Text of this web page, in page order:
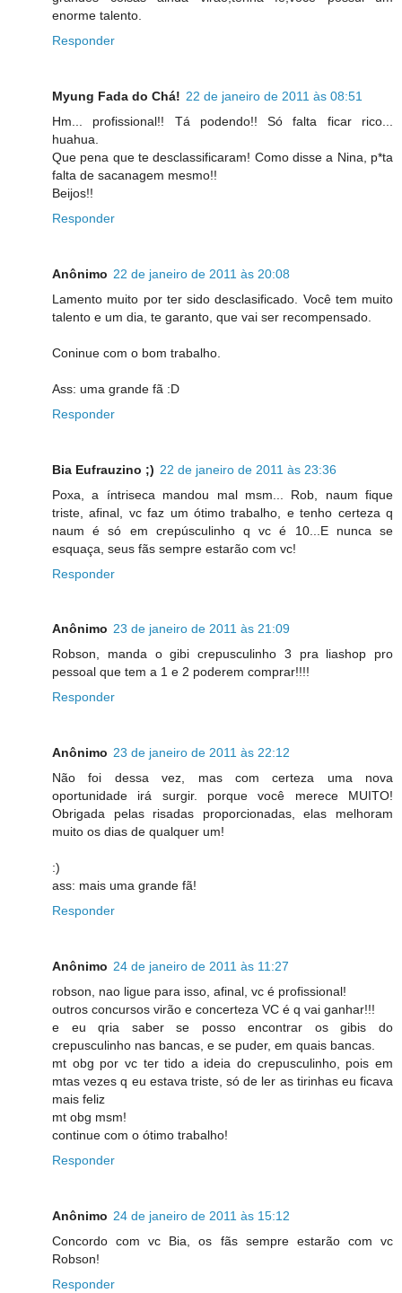
enorme talento.
Responder
Myung Fada do Chá! 22 de janeiro de 2011 às 08:51
Hm... profissional!! Tá podendo!! Só falta ficar rico...
huahua.
Que pena que te desclassificaram! Como disse a Nina, p*ta
falta de sacanagem mesmo!!
Beijos!!
Responder
Anônimo 22 de janeiro de 2011 às 20:08
Lamento muito por ter sido desclasificado. Você tem muito
talento e um dia, te garanto, que vai ser recompensado.
Coninue com o bom trabalho.
Ass: uma grande fã :D
Responder
Bia Eufrauzino ;) 22 de janeiro de 2011 às 23:36
Poxa, a íntriseca mandou mal msm... Rob, naum fique
triste, afinal, vc faz um ótimo trabalho, e tenho certeza q
naum é só em crepúsculinho q vc é 10...E nunca se
esquaça, seus fãs sempre estarão com vc!
Responder
Anônimo 23 de janeiro de 2011 às 21:09
Robson, manda o gibi crepusculinho 3 pra liashop pro
pessoal que tem a 1 e 2 poderem comprar!!!!
Responder
Anônimo 23 de janeiro de 2011 às 22:12
Não foi dessa vez, mas com certeza uma nova
oportunidade irá surgir. porque você merece MUITO!
Obrigada pelas risadas proporcionadas, elas melhoram
muito os dias de qualquer um!
:)
ass: mais uma grande fã!
Responder
Anônimo 24 de janeiro de 2011 às 11:27
robson, nao ligue para isso, afinal, vc é profissional!
outros concursos virão e concerteza VC é q vai ganhar!!!
e eu qria saber se posso encontrar os gibis do
crepusculinho nas bancas, e se puder, em quais bancas.
mt obg por vc ter tido a ideia do crepusculinho, pois em
mtas vezes q eu estava triste, só de ler as tirinhas eu ficava
mais feliz
mt obg msm!
continue com o ótimo trabalho!
Responder
Anônimo 24 de janeiro de 2011 às 15:12
Concordo com vc Bia, os fãs sempre estarão com vc
Robson!
Responder